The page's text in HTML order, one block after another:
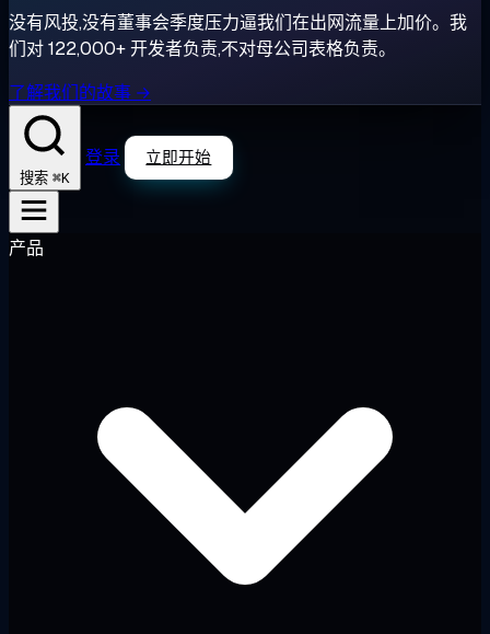
没有风投,没有董事会季度压力逼我们在出网流量上加价。我
们对 122,000+ 开发者负责,不对母公司表格负责。
了解我们的故事 →
搜索 ⌘K
登录 立即开始
产品